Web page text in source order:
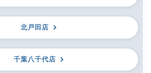
北戸田店
千葉八千代店